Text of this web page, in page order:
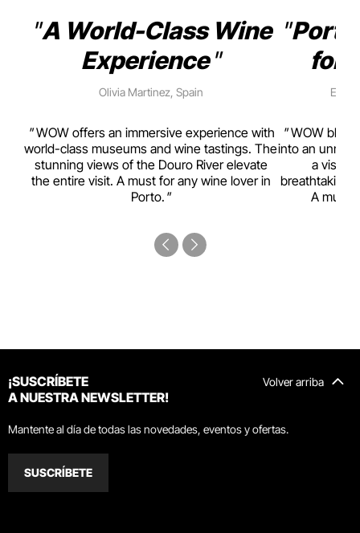
A World-Class Wine
Experience
Olivia Martinez, Spain
WOW offers an immersive experience with
world-class museums and wine tastings. The
stunning views of the Douro River elevate
the entire visit. A must for any wine lover in
Porto.
for
WOW
into an
a visual
breathtaking
A must-
Volver arriba
¡SUSCRÍBETE
A NUESTRA NEWSLETTER!
Mantente al día de todas las novedades, eventos y ofertas.
SUSCRÍBETE